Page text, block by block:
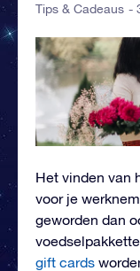
Tips & Cadeaus -
Het vinden van
voor je
geworden dan
gift cards